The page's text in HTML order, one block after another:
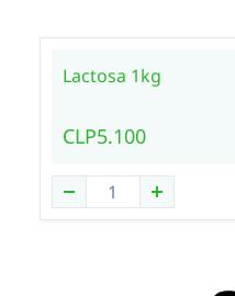
Lactosa 1kg
CLP5.100